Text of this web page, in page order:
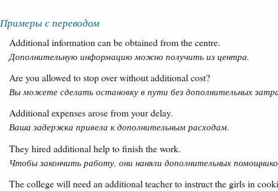
Примеры с переводом
Additional information can be obtained from the centre.
Дополнительную информацию можно получить из центра.
Are you allowed to stop over without additional cost?
Вы можете сделать остановку в пути без дополнительных
Additional expenses arose from your delay.
Ваша задержка привела к дополнительным расходам.
They hired additional help to finish the work.
Чтобы закончить работу, они наняли дополнительных
The college will need an additional teacher to instruct the girls in